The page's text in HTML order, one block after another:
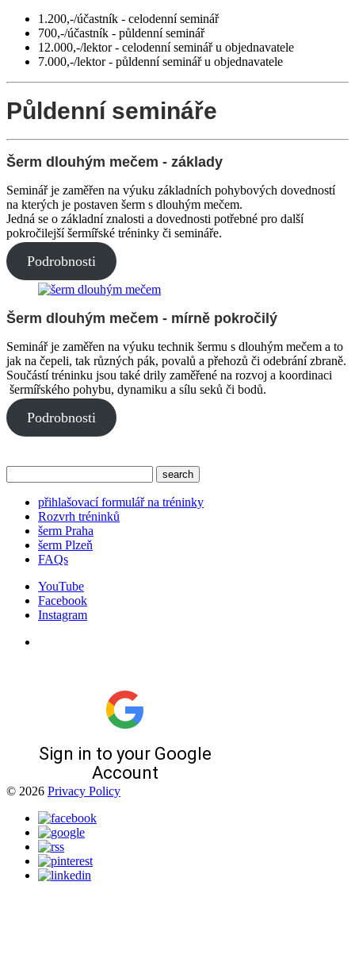
1.200,-/účastník - celodenní seminář
700,-/účastník - půldenní seminář
12.000,-/lektor - celodenní seminář u objednavatele
7.000,-/lektor - půldenní seminář u objednavatele
Půldenní semináře
Šerm dlouhým mečem - základy
Seminář je zaměřen na výuku základních pohybových dovedností
na kterých je postaven šerm s dlouhým mečem.
Jedná se o základní znalosti a dovednosti potřebné pro další
pokročilejší šermířské tréninky či semináře.
Podrobnosti
Šerm dlouhým mečem - mírně pokročilý
Seminář je zaměřen na výuku technik šermu s dlouhým mečem a to
jak na čepeli, tak různých pák, povalů a přehozů či odebrání zbraně.
Součástí tréninku jsou také drily zaměřené na rozvoj a koordinaci
šermířského pohybu, dynamiku a sílu seků či bodů.
Podrobnosti
přihlašovací formulář na tréninky
Rozvrh tréninků
šerm Praha
šerm Plzeň
FAQs
YouTube
Facebook
Instagram
© 2026 Privacy Policy